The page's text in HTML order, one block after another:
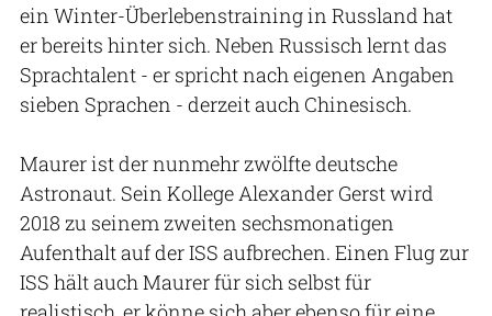
ein Winter-Überlebenstraining in Russland hat
er bereits hinter sich. Neben Russisch lernt das
Sprachtalent - er spricht nach eigenen Angaben
sieben Sprachen - derzeit auch Chinesisch.
Maurer ist der nunmehr zwölfte deutsche
Astronaut. Sein Kollege Alexander Gerst wird
2018 zu seinem zweiten sechsmonatigen
Aufenthalt auf der ISS aufbrechen. Einen Flug zur
ISS hält auch Maurer für sich selbst für